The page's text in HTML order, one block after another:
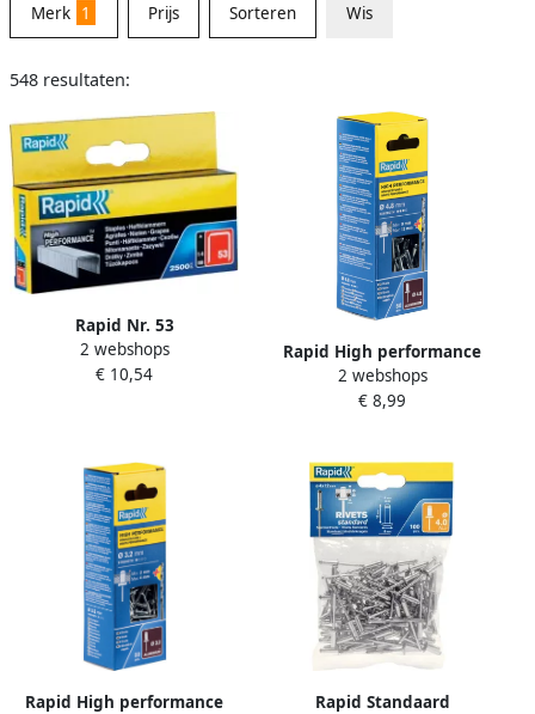
Merk 1 Prijs Sorteren Wis
548 resultaten:
Rapid Nr. 53
dundraadnieten 14 mm
2.500 stuks 11860425
2 webshops
€ 10,54
Rapid High performance
blindklinknagels Ø4 8 x 16
mm 50 stuks + boor
2 webshops
€ 8,99
Rapid High performance
Rapid Standaard